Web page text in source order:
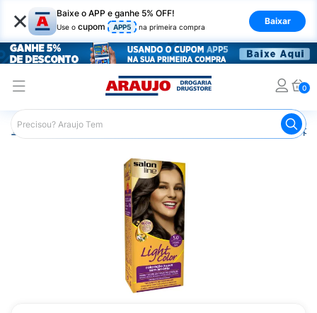
× Baixe o APP e ganhe 5% OFF!
Use o cupom APP5 na primeira compra
Baixar
0
Araujo Cabelo Coloração